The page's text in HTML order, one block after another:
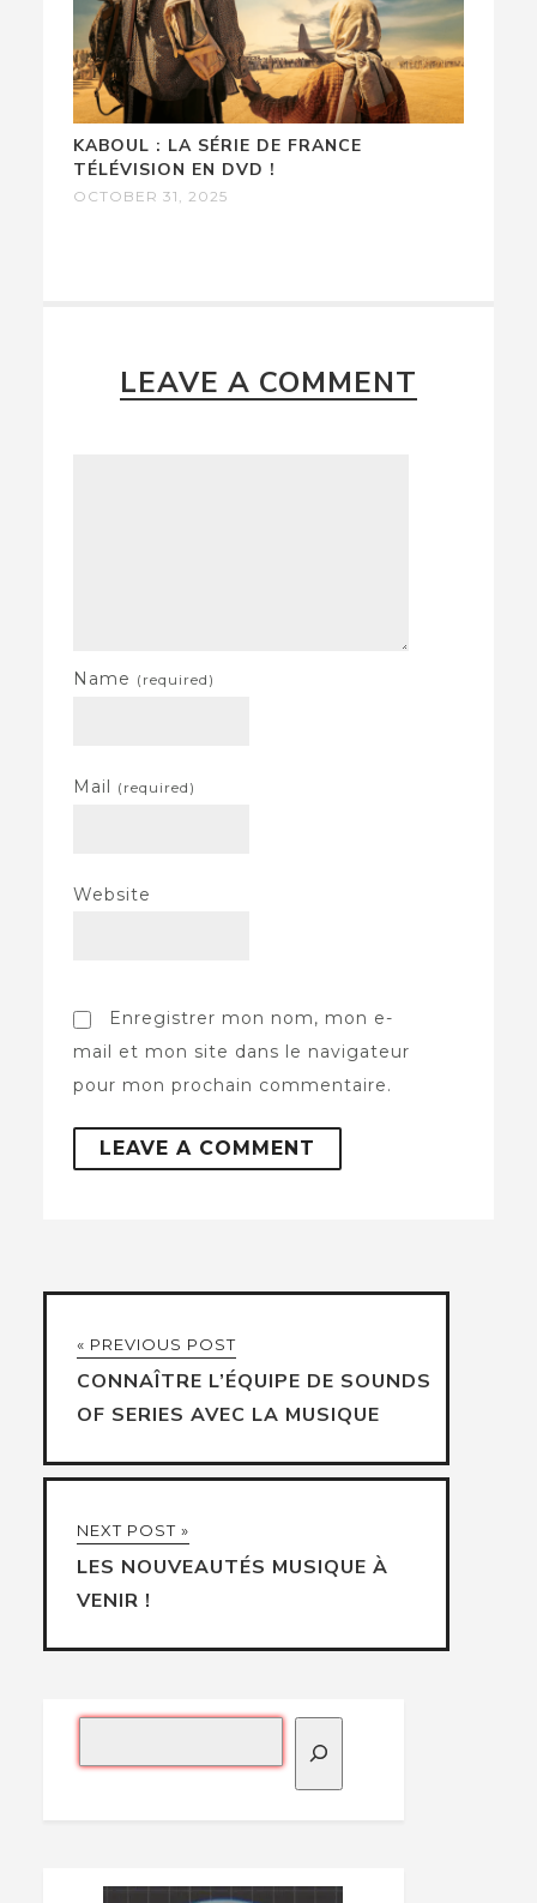
KABOUL : LA SÉRIE DE FRANCE
TÉLÉVISION EN DVD !
OCTOBER 31, 2025
LEAVE A COMMENT
Name (required)
Mail (required)
Website
Enregistrer mon nom, mon e-
mail et mon site dans le navigateur
pour mon prochain commentaire.
« PREVIOUS POST
CONNAÎTRE L’ÉQUIPE DE SOUNDS
OF SERIES AVEC LA MUSIQUE
NEXT POST »
LES NOUVEAUTÉS MUSIQUE À
VENIR !